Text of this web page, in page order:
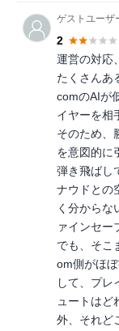
ゲストユーザ
2
運営の対応
たくさんあ
comのAIが
イヤーを相
そのため、
を意図的に
弾き飛ばし
ナウドとの
く分からな
ァインセー
でも、そこ
om側がほ
して、プレ
ュートはど
外、それど